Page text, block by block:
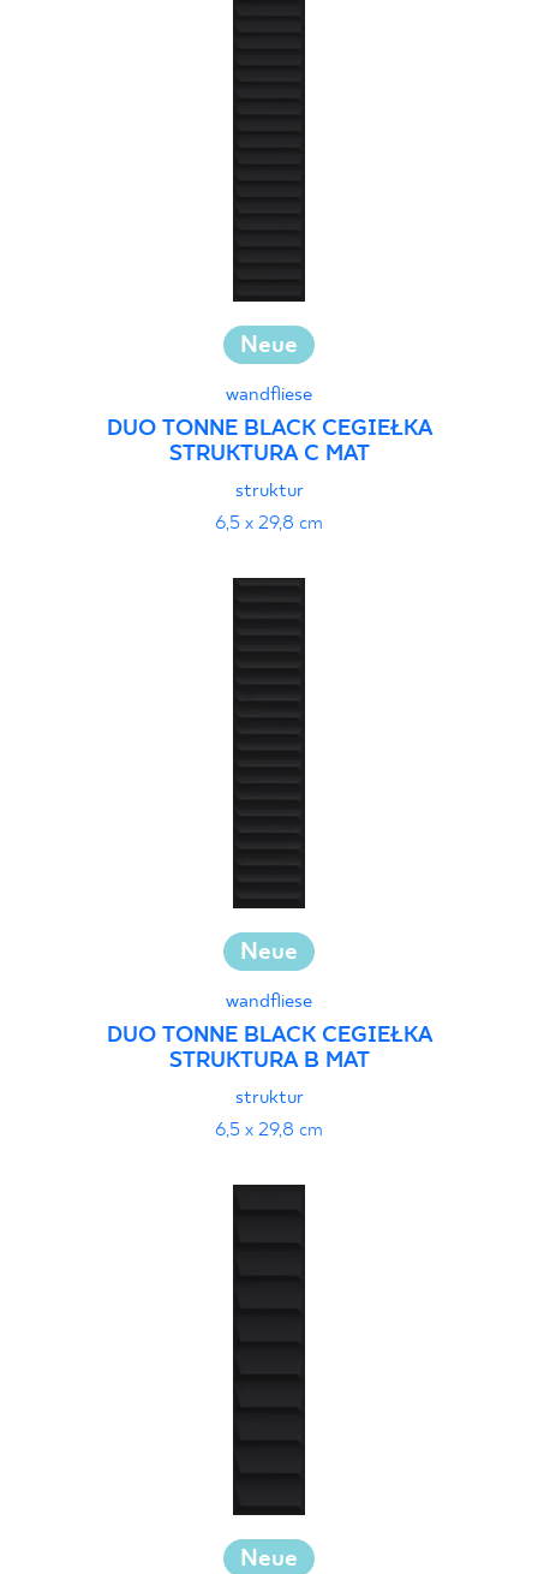
Neue
wandfliese
DUO TONNE BLACK CEGIEŁKA
STRUKTURA C MAT
struktur
6,5 x 29,8 cm
Neue
wandfliese
DUO TONNE BLACK CEGIEŁKA
STRUKTURA B MAT
struktur
6,5 x 29,8 cm
Neue